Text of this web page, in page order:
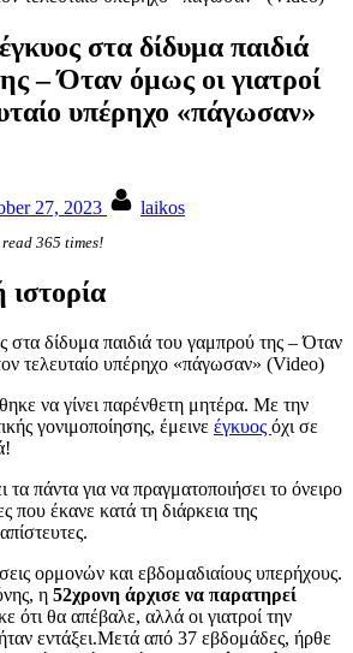
στα δίδυμα παιδιά
– Όταν όμως οι γιατροί
υπέρηχο «πάγωσαν»
27, 2023 laikos
365 times!
ιστορία
να γίνει παρένθετη μητέρα. Με την
γονιμοποίησης, έμεινε έγκυος όχι σε
πάντα για να πραγματοποιήσει το όνειρο
που έκανε κατά τη διάρκεια της
ορμονών και εβδομαδιαίους υπερήχους.
η 52χρονη άρχισε να παρατηρεί
ότι θα απέβαλε, αλλά οι γιατροί την
εντάξει.Μετά από 37 εβδομάδες, ήρθε